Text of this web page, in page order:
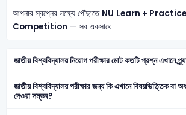
আপনার স্বপ্নের লক্ষ্যে পৌঁছাতে NU Learn +
Competition — সব একসাথে
জাতীয় বিশ্ববিদ্যালয় নিয়োগ পরীক্ষার মোট কতটি প্রশ্ন এখানে
জাতীয় বিশ্ববিদ্যালয় পরীক্ষার জন্য কি এখানে বিষয়ভিত্তিক বা
দেওয়া সম্ভব?